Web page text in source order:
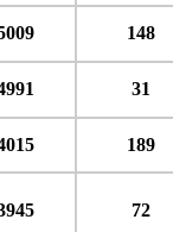
148
31
189
72